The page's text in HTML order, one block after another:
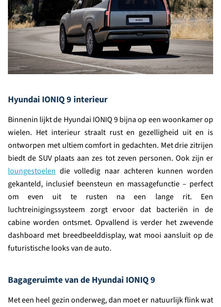
Hyundai IONIQ 9 interieur
Binnenin lijkt de Hyundai IONIQ 9 bijna op een woonkamer op
wielen. Het interieur straalt rust en gezelligheid uit en is
ontworpen met ultiem comfort in gedachten. Met drie zitrijen
biedt de SUV plaats aan zes tot zeven personen. Ook zijn er
loungestoelen die volledig naar achteren kunnen worden
gekanteld, inclusief beensteun en massagefunctie – perfect
om even uit te rusten na een lange rit. Een
luchtreinigingssysteem zorgt ervoor dat bacteriën in de
cabine worden ontsmet. Opvallend is verder het zwevende
dashboard met breedbeelddisplay, wat mooi aansluit op de
futuristische looks van de auto.
Bagageruimte van de Hyundai IONIQ 9
Met een heel gezin onderweg, dan moet er natuurlijk flink wat